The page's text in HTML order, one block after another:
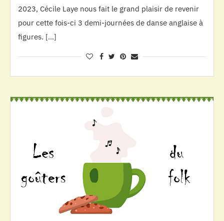
2023, Cécile Laye nous fait le grand plaisir de revenir
pour cette fois-ci 3 demi-journées de danse anglaise à
figures. […]